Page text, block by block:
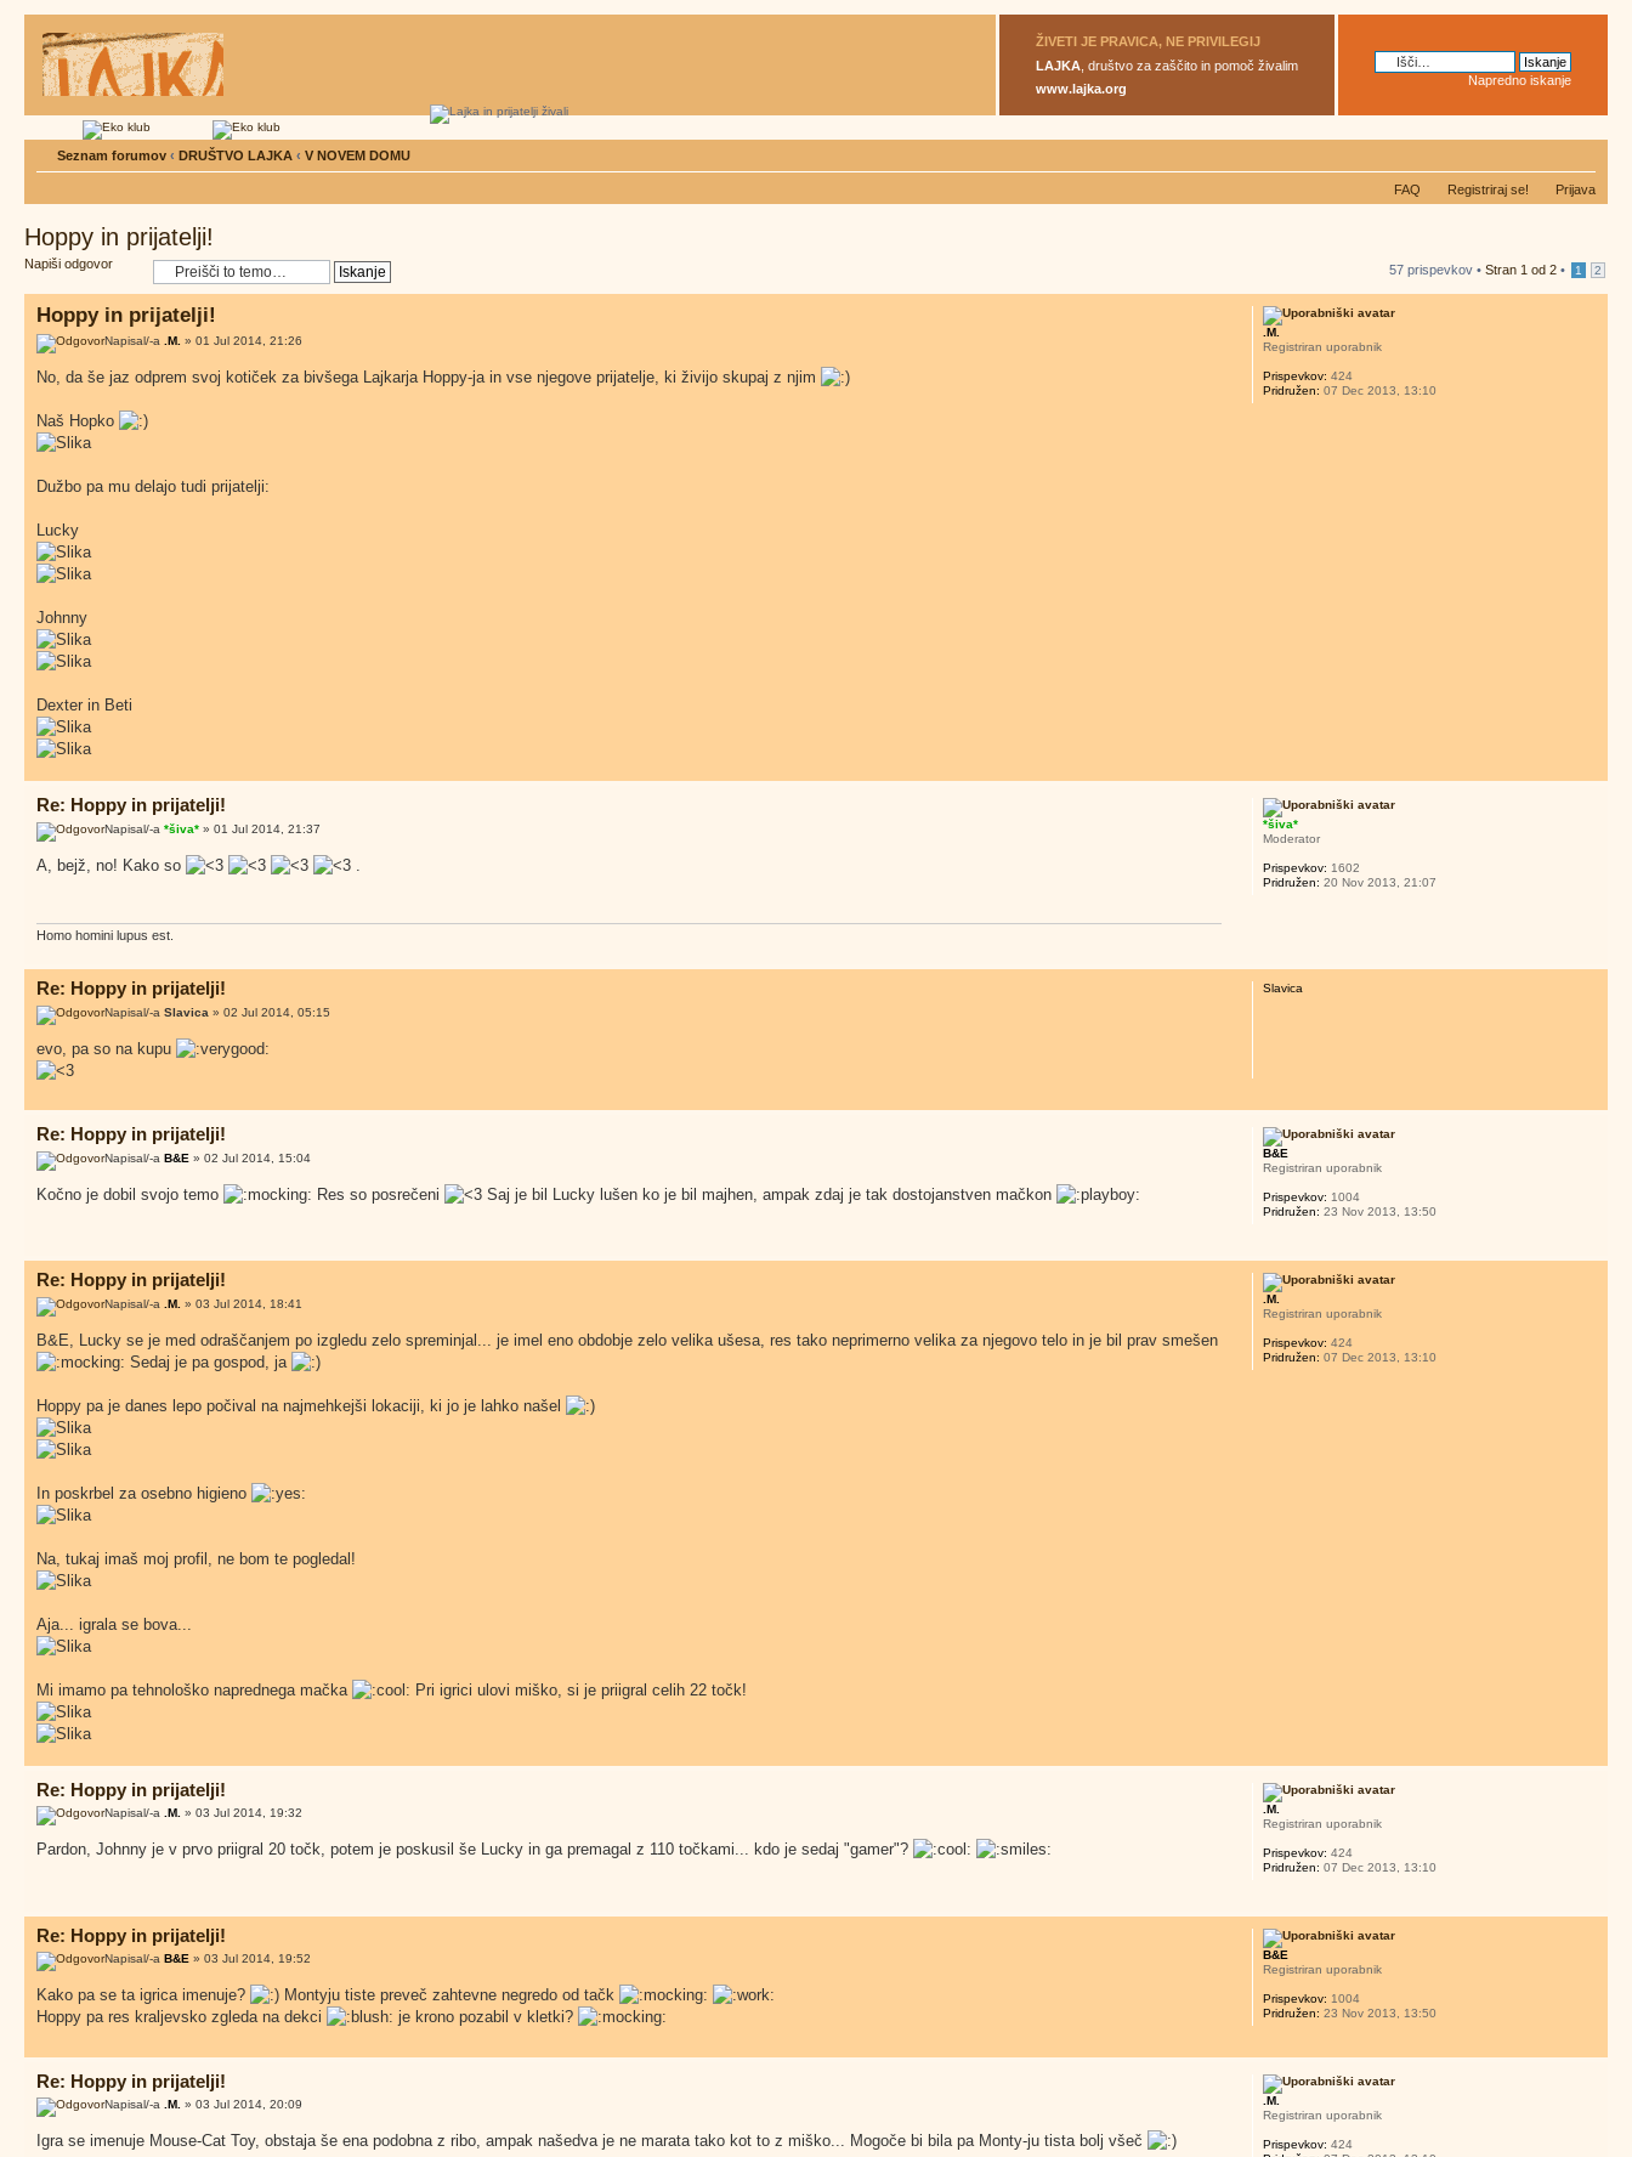
Napredno iskanje
ŽIVETI JE PRAVICA, NE PRIVILEGIJ
LAJKA , društvo za zaščito in pomoč živalim
www.lajka.org
Seznam forumov ‹ DRUŠTVO LAJKA ‹ V NOVEM DOMU
FAQ Registriraj se! Prijava
Hoppy in prijatelji!
Napiši odgovor 57 prispevkov • Stran 1 od 2 • 1 2
Hoppy in prijatelji!
Napisal/-a .M. » 01 Jul 2014, 21:26
No, da še jaz odprem svoj kotiček za bivšega Lajkarja Hoppy-ja in vse njegove prijatelje, ki živijo skupaj z njim
Naš Hopko
Dužbo pa mu delajo tudi prijatelji:
Lucky
Johnny
Dexter in Beti
.M.
Registriran uporabnik
Prispevkov: 424
Pridružen: 07 Dec 2013, 13:10
Re: Hoppy in prijatelji!
Napisal/-a *šiva* » 01 Jul 2014, 21:37
A, bejž, no! Kako so
Homo homini lupus est.
*šiva*
Moderator
Prispevkov: 1602
Pridružen: 20 Nov 2013, 21:07
Re: Hoppy in prijatelji!
Napisal/-a Slavica » 02 Jul 2014, 05:15
evo, pa so na kupu
Slavica
Re: Hoppy in prijatelji!
Napisal/-a B&E » 02 Jul 2014, 15:04
Kočno je dobil svojo temo Res so posrečeni Saj je bil Lucky lušen ko je bil majhen, ampak zdaj je tak dostojanstven mačkon
B&E
Registriran uporabnik
Prispevkov: 1004
Pridružen: 23 Nov 2013, 13:50
Re: Hoppy in prijatelji!
Napisal/-a .M. » 03 Jul 2014, 18:41
B&E, Lucky se je med odraščanjem po izgledu zelo spreminjal... je imel eno obdobje zelo velika ušesa, res tako neprimerno velika za njegovo telo in je bil prav smešen
Sedaj je pa gospod, ja
Hoppy pa je danes lepo počival na najmehkejši lokaciji, ki jo je lahko našel
In poskrbel za osebno higieno
Na, tukaj imaš moj profil, ne bom te pogledal!
Aja... igrala se bova...
Mi imamo pa tehnološko naprednega mačka Pri igrici ulovi miško, si je priigral celih 22 točk!
.M.
Registriran uporabnik
Prispevkov: 424
Pridružen: 07 Dec 2013, 13:10
Re: Hoppy in prijatelji!
Napisal/-a .M. » 03 Jul 2014, 19:32
Pardon, Johnny je v prvo priigral 20 točk, potem je poskusil še Lucky in ga premagal z 110 točkami... kdo je sedaj "gamer"?
.M.
Registriran uporabnik
Prispevkov: 424
Pridružen: 07 Dec 2013, 13:10
Re: Hoppy in prijatelji!
Napisal/-a B&E » 03 Jul 2014, 19:52
Kako pa se ta igrica imenuje?
Montyju tiste preveč zahtevne negredo od tačk
Hoppy pa res kraljevsko zgleda na dekci
je krono pozabil v kletki?
B&E
Registriran uporabnik
Prispevkov: 1004
Pridružen: 23 Nov 2013, 13:50
Re: Hoppy in prijatelji!
Napisal/-a .M. » 03 Jul 2014, 20:09
Igra se imenuje Mouse-Cat Toy, obstaja še ena podobna z ribo, ampak našedva je ne marata tako kot to z miško... Mogoče bi bila pa Monty-ju tista bolj všeč
.M.
Registriran uporabnik
Prispevkov: 424